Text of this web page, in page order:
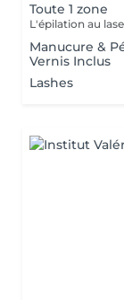
Toute 1 zone
Manucure &
Vernis Inclus
Lashes